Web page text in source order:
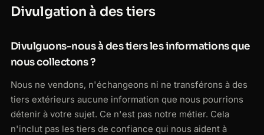
Divulgation à des tiers
Divulguons-nous à des tiers les informations que
nous collectons ?
Nous ne vendons, n'échangeons ni ne transférons à des
tiers extérieurs aucune information que nous pourrions
détenir à votre sujet. Ce n'est pas notre métier. Cela
n'inclut pas les tiers de confiance qui nous aident à